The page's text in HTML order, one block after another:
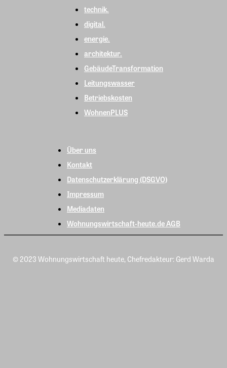
technik.
digital.
energie.
architektur.
GebäudeTransformation
Leitungswasser
Betriebskosten
WohnenPLUS
Über uns
Kontakt
Datenschutzerklärung (DSGVO)
Impressum
Mediadaten
Wohnungswirtschaft-heute.de AGB
© 2023 Wohnungswirtschaft heute, Chefredakteur: Gerd Warda